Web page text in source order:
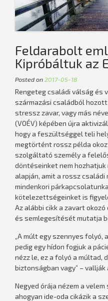
Feldarabolt
Kipróbáltuk az
Posted on2017-05-18
Rengeteg családi válság és
származási családból
stressz zavar, vagy más
(VOÉV) képében újra
hogy a feszültséggel teli
megtörtént rossz példa
szolgáltató személy a
döntéseinket nem hozhatjuk
alapján, amit a rossz családi
mindenkori
kötelezettségeinket is
Az alábbi cikk a zavart
és semlegesítését mutatja
„A múlt egy szennyes folyó,
pedig egy hídon fogjuk a
nézz le, ez a folyó a múltad,
biztonságban vagy” – vallják
Negyed órája nézem a
ahogyan ide-oda cikázik a